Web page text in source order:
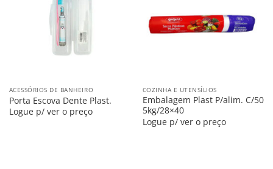
ACESSÓRIOS DE BANHEIRO
Porta Escova Dente Plast.
Logue p/ ver o preço
COZINHA E UTENSÍLIOS
Embalagem Plast P/alim. C/50
5kg/28×40
Logue p/ ver o preço